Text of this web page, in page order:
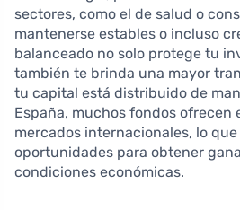
sectores, como el de salud o
mantenerse estables o incluso
balanceado no solo protege tu
también te brinda una mayor
tu capital está distribuido de
España, muchos fondos ofrecen
mercados internacionales, lo
oportunidades para obtener
condiciones económicas.